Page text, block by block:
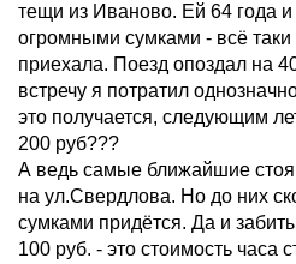
тещи из Иваново. Ей 64 года
огромными сумками - всё
приехала. Поезд опоздал на
встречу я потратил
это получается, следующим
200 руб???
А ведь самые ближайшие
на ул.Свердлова. Но до них
сумками придётся. Да и
100 руб. - это стоимость часа